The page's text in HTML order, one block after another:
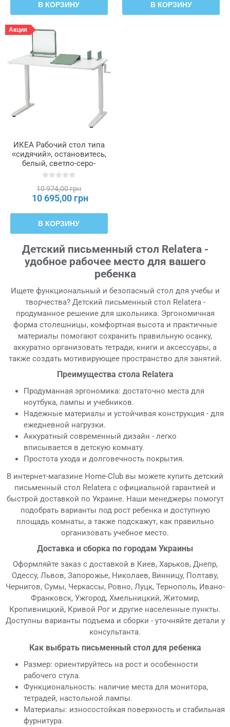
В КОРЗИНУ В КОРЗИНУ
Акция
ИКЕА Рабочий стол типа
«сидячий», остановитесь,
белый, светло-серо-
зеленый, 117 х 60 см
10 974,00 грн
10 695,00 грн
В КОРЗИНУ
Детский письменный стол Relatera -
удобное рабочее место для вашего
ребенка
Ищете функциональный и безопасный стол для учебы и
творчества? Детский письменный стол Relatera -
продуманное решение для школьника. Эргономичная
форма столешницы, комфортная высота и практичные
материалы помогают сохранить правильную осанку,
аккуратно организовать тетради, книги и аксессуары, а
также создать мотивирующее пространство для занятий.
Преимущества стола Relatera
Продуманная эргономика: достаточно места для
ноутбука, лампы и учебников.
Надежные материалы и устойчивая конструкция - для
ежедневной нагрузки.
Аккуратный современный дизайн - легко
вписывается в детскую комнату.
Простота ухода и долговечность покрытия.
В интернет-магазине Home-Club вы можете купить детский
письменный стол Relatera с официальной гарантией и
быстрой доставкой по Украине. Наши менеджеры помогут
подобрать варианты под рост ребенка и доступную
площадь комнаты, а также подскажут, как правильно
организовать учебное место.
Доставка и сборка по городам Украины
Оформляйте заказ с доставкой в Киев, Харьков, Днепр,
Одессу, Львов, Запорожье, Николаев, Винницу, Полтаву,
Чернигов, Сумы, Черкассы, Ровно, Луцк, Тернополь, Ивано-
Франковск, Ужгород, Хмельницкий, Житомир,
Кропивницкий, Кривой Рог и другие населенные пункты.
Доступны варианты подъема и сборки - уточняйте детали у
консультанта.
Как выбрать письменный стол для ребенка
Размер: ориентируйтесь на рост и особенности
рабочего стула.
Функциональность: наличие места для монитора,
тетрадей, настольной лампы.
Материалы: износостойкая поверхность и стабильная
фурнитура.